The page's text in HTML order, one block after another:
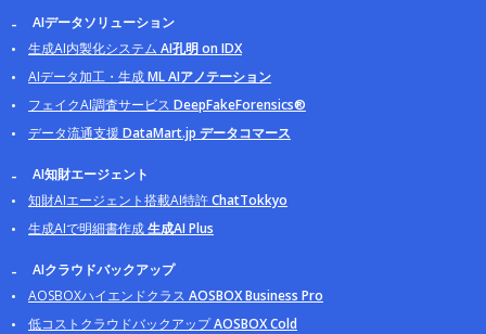
AIデータソリューション
生成AI内製化システム AI孔明 on IDX
AIデータ加工・生成ML AIアノテーション
フェイクAI調査サービス DeepFakeForensics®
データ流通支援 DataMart.jp データコマース
AI知財エージェント
知財AIエージェント搭載AI特許ChatTokkyo
生成AIで明細書作成生成AI Plus
AIクラウドバックアップ
AOSBOXハイエンドクラス AOSBOX Business Pro
低コストクラウドバックアップAOSBOX Cold